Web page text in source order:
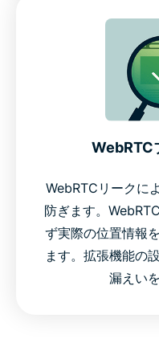
WebRTC
WebRTCリークに
防ぎます。
ず実際の位置情報
ます。拡張機能の
漏えい